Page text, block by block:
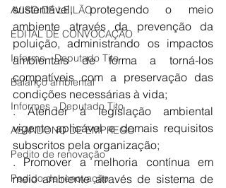
AVISO DE LEILÃO
EDITAL DE CONVOCAÇÃO
Informe - Deputado Tito
Balanço ambiental
Informes - Deputado Tito
ABANDONO DE EMPREGO
Pedito de renovação
Pedido de renovação
sustentável, protegendo o meio
ambiente através da prevenção da
poluição, administrando os impactos
ambientais de forma a torná-los
compatíveis com a preservação das
condições necessárias à vida;
. Atender à legislação ambiental
vigente aplicável e demais requisitos
subscritos pela organização;
. Promover a melhoria contínua em
meio ambiente através de sistema de